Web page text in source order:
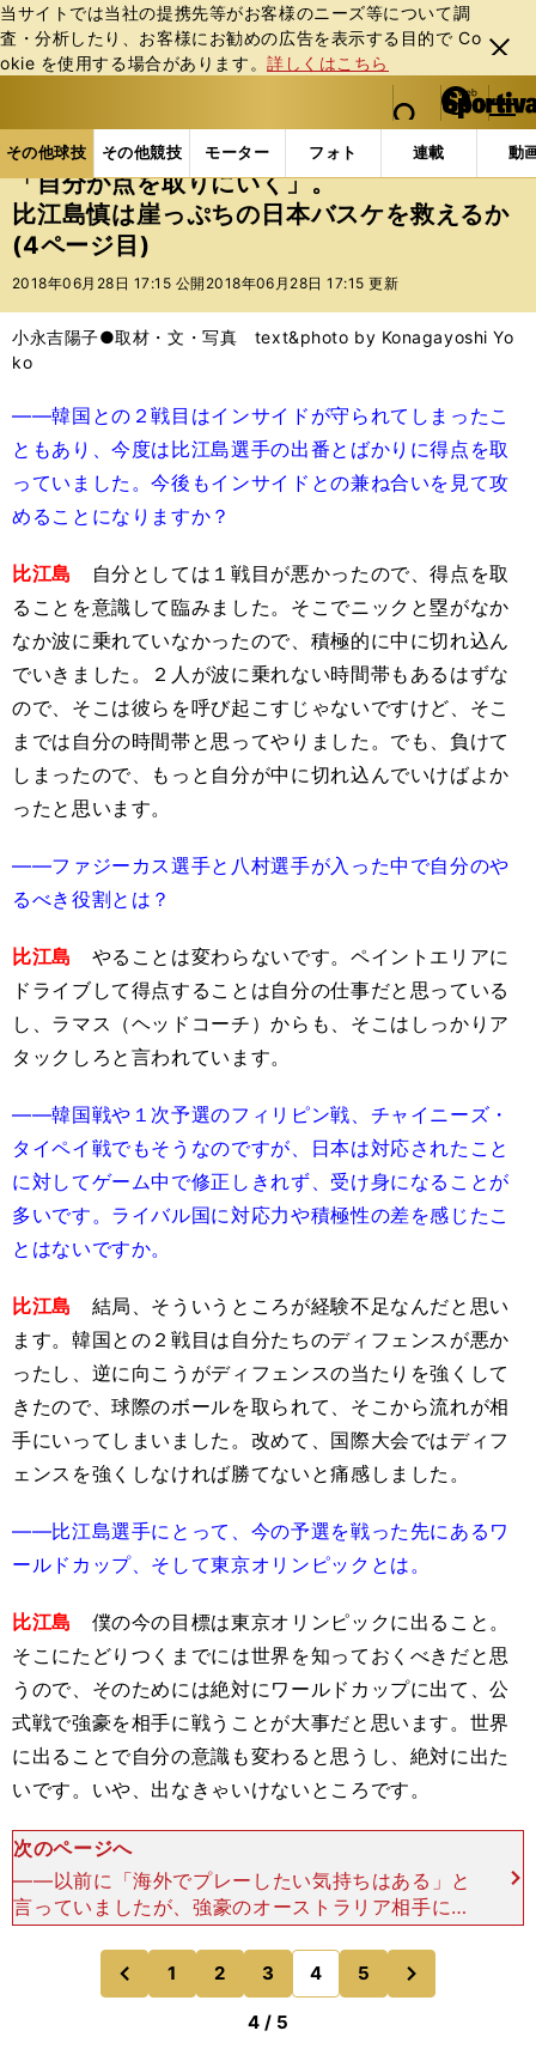
当サイトでは当社の提携先等がお客様のニーズ等について調
査・分析したり、お客様にお勧めの広告を表⽰する⽬的で Co
okie を使⽤する場合があります。詳しくはこちら
閉じ
る
web Sportiva (webスポルティーバ)
検索
マイペ
ー
ジ
メニュ
その他球技 その他競技 モーター フォト 連載 動
ス
ポ
ル
テ
ー
バ
その他球技の記事一覧 バスケットボール 国内バス
「自分が点を取りにいく」。
比江島慎は崖っぷちの日本バスケを救えるか
(4ページ目)
2018年06月28日 17:15 公開 2018年06月28日 17:15 更新
小永吉陽子●取材・文・写真 text&photo by Konagayoshi Yo
ko
――韓国との２戦目はインサイドが守られてしまったこ
ともあり、今度は比江島選手の出番とばかりに得点を取
っていました。今後もインサイドとの兼ね合いを見て攻
めることになりますか？
比江島 自分としては１戦目が悪かったので、得点を取
ることを意識して臨みました。そこでニックと塁がなか
なか波に乗れていなかったので、積極的に中に切れ込ん
でいきました。２人が波に乗れない時間帯もあるはずな
ので、そこは彼らを呼び起こすじゃないですけど、そこ
までは自分の時間帯と思ってやりました。でも、負けて
しまったので、もっと自分が中に切れ込んでいけばよか
ったと思います。
――ファジーカス選手と八村選手が入った中で自分のや
るべき役割とは？
比江島 やることは変わらないです。ペイントエリアに
ドライブして得点することは自分の仕事だと思っている
し、ラマス（ヘッドコーチ）からも、そこはしっかりア
タックしろと言われています。
――韓国戦や１次予選のフィリピン戦、チャイニーズ・
タイペイ戦でもそうなのですが、日本は対応されたこと
に対してゲーム中で修正しきれず、受け身になることが
多いです。ライバル国に対応力や積極性の差を感じたこ
とはないですか。
比江島 結局、そういうところが経験不足なんだと思い
ます。韓国との２戦目は自分たちのディフェンスが悪か
ったし、逆に向こうがディフェンスの当たりを強くして
きたので、球際のボールを取られて、そこから流れが相
手にいってしまいました。改めて、国際大会ではディフ
ェンスを強くしなければ勝てないと痛感しました。
――比江島選手にとって、今の予選を戦った先にあるワ
ールドカップ、そして東京オリンピックとは。
比江島 僕の今の目標は東京オリンピックに出ること。
そこにたどりつくまでには世界を知っておくべきだと思
うので、そのためには絶対にワールドカップに出て、公
式戦で強豪を相手に戦うことが大事だと思います。世界
に出ることで自分の意識も変わると思うし、絶対に出た
いです。いや、出なきゃいけないところです。
次のページへ
――以前に「海外でプレーしたい気持ちはある」と
言っていましたが、強豪のオーストラリア相手にア
ピールすれば、国際的な評価が上がるかもしれませ
ん。そういう欲はありますか？比江島 それはあり
ます。そこらへ
前
のページへ
1 2 3 4 5
のページへ
4 / 5